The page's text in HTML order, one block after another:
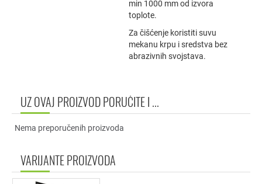
min 1000 mm od izvora
toplote.
Za čišćenje koristiti suvu
mekanu krpu i sredstva bez
abrazivnih svojstava.
UZ OVAJ PROIZVOD PORUČITE I ...
Nema preporučenih proizvoda
VARIJANTE PROIZVODA